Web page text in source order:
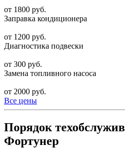
от 1800 руб.
Заправка кондиционера
от 1200 руб.
Диагностика подвески
от 300 руб.
Замена топливного насоса
от 2000 руб.
Все цены
Порядок
Фортунер